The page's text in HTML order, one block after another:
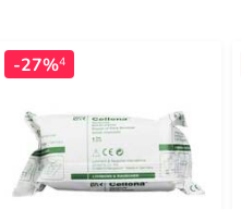
-27%4